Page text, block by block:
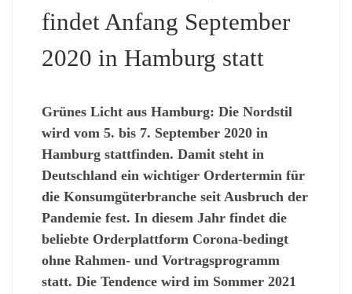
findet Anfang September
2020 in Hamburg statt
Grünes Licht aus Hamburg: Die Nordstil
wird vom 5. bis 7. September 2020 in
Hamburg stattfinden. Damit steht in
Deutschland ein wichtiger Ordertermin für
die Konsumgüterbranche seit Ausbruch der
Pandemie fest. In diesem Jahr findet die
beliebte Orderplattform Corona-bedingt
ohne Rahmen- und Vortragsprogramm
statt. Die Tendence wird im Sommer 2021